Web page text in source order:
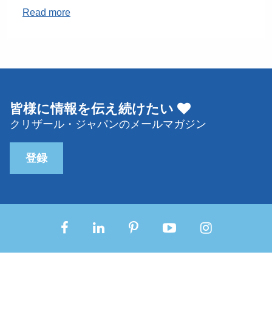
Read more
皆様に情報を伝え続けたい
クリザール・ジャパンのメールマガジン
登録